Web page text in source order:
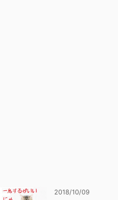
2018/10/09